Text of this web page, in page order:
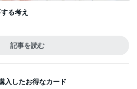
る考え
記事を読む
入したお得なカード